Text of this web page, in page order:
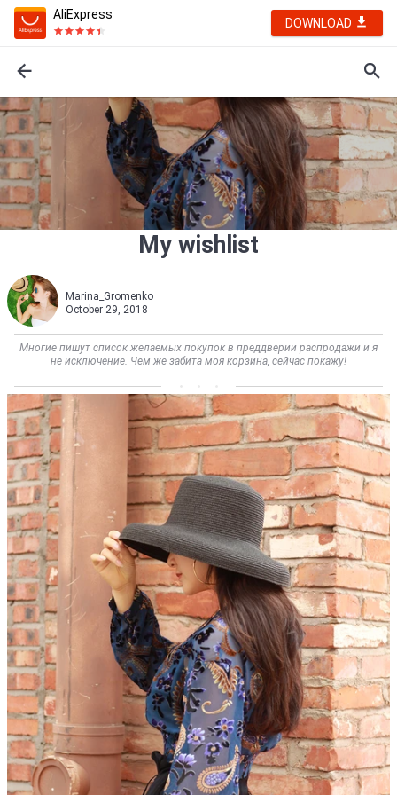
AliExpress
DOWNLOAD
My wishlist
Marina_Gromenko
October 29, 2018
Многие пишут список желаемых покупок в преддверии распродажи и я
не исключение. Чем же забита моя корзина, сейчас покажу!